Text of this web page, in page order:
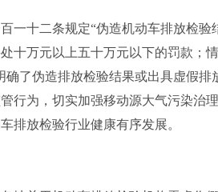
一十二条规定“伪造机动车排放检验
十万元以上五十万元以下的罚款；
了伪造排放检验结果或出具虚假排
行为，切实加强移动源大气污染治
排放检验行业健康有序发展。